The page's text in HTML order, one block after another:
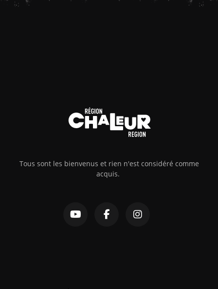
Tous sont les bienvenus et rien n'est considéré comme
acquis.